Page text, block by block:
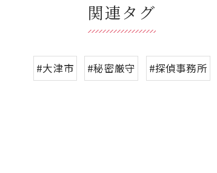
関連タグ
#大津市 #秘密厳守 #探偵事務所